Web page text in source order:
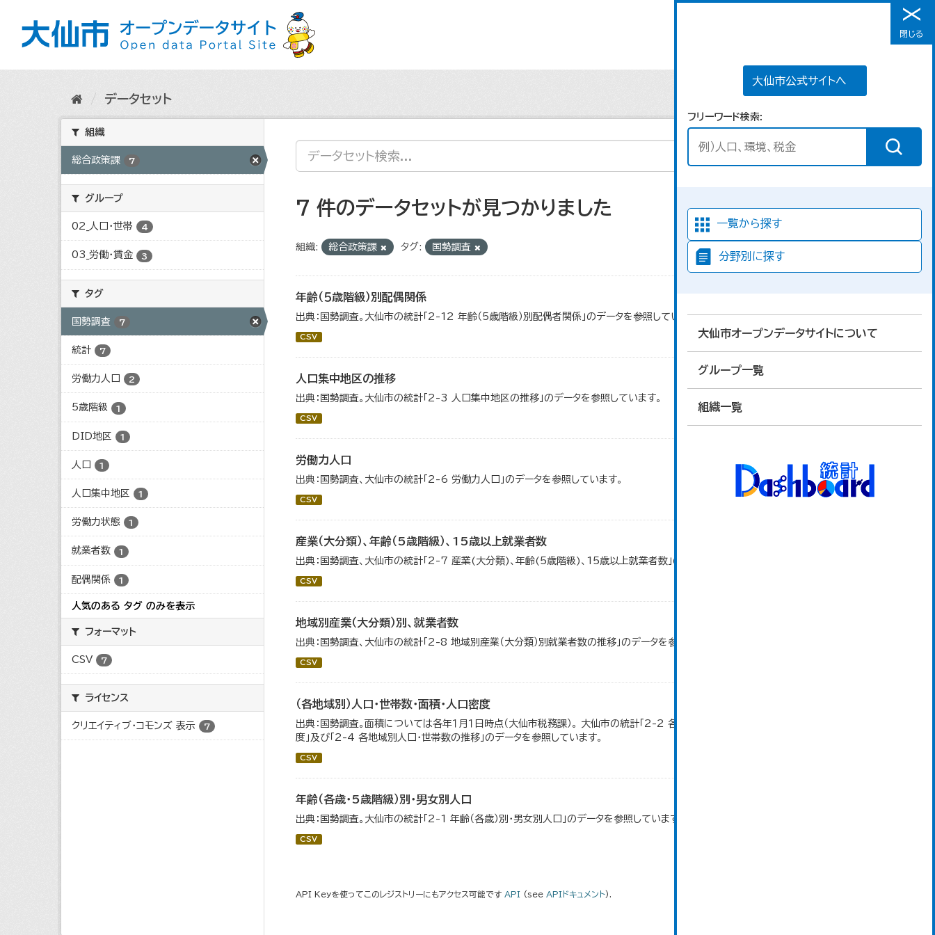
メニュー
大仙市公式サイトへ
フリーワード検索
一覧から探す
分野別に探す
大仙市オープンデータサイトについて
グループ一覧
組織一覧
閉じる
データセット
組織
総合政策課 7
グループ
02_人口・世帯 4
03_労働・賃金 3
タグ
国勢調査 7
統計 7
労働力人口 2
5歳階級 1
DID地区 1
人口 1
人口集中地区 1
労働力状態 1
就業者数 1
配偶関係 1
人気のある タグ のみを表示
フォーマット
CSV 7
ライセンス
クリエイティブ・コモンズ 表示 7
7 件のデータセットが見つかりました
組織: 総合政策課 タグ: 国勢調査
年齢（５歳階級）別配偶関係
出典：国勢調査。大仙市の統計「2-12 年齢（5歳階級）別配偶者関係」のデータを参照しています。
CSV
人口集中地区の推移
出典：国勢調査。大仙市の統計「2-3 人口集中地区の推移」のデータを参照しています。
CSV
労働力人口
出典：国勢調査、大仙市の統計「2-6 労働力人口」のデータを参照しています。
CSV
産業（大分類）、年齢（5歳階級）、15歳以上就業者数
出典：国勢調査、大仙市の統計「2-7 産業(大分類)、年齢(5歳階級)、15歳以上就業者数」のデータを参照しています。
CSV
地域別産業（大分類）別、就業者数
出典：国勢調査、大仙市の統計「2-8 地域別産業（大分類）別就業者数の推移」のデータを参照しています。
CSV
（各地域別）人口・世帯数・面積・人口密度
出典：国勢調査。面積については各年１月１日時点（大仙市税務課）。 大仙市の統計「2-2 各地域別人口・人口増減・面積・人口密
度」及び「2-4 各地域別人口・世帯数の推移」のデータを参照しています。
CSV
年齢（各歳・5歳階級）別・男女別人口
出典：国勢調査。大仙市の統計「2-1 年齢（各歳）別・男女別人口」のデータを参照しています。
CSV
API Keyを使ってこのレジストリーにもアクセス可能です API (see APIドキュメント).